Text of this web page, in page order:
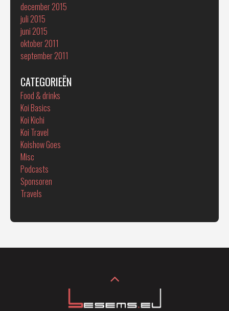
december 2015
juli 2015
juni 2015
oktober 2011
september 2011
CATEGORIEËN
Food & drinks
Koi Basics
Koi Kichi
Koi Travel
Koishow Goes
Misc
Podcasts
Sponsoren
Travels